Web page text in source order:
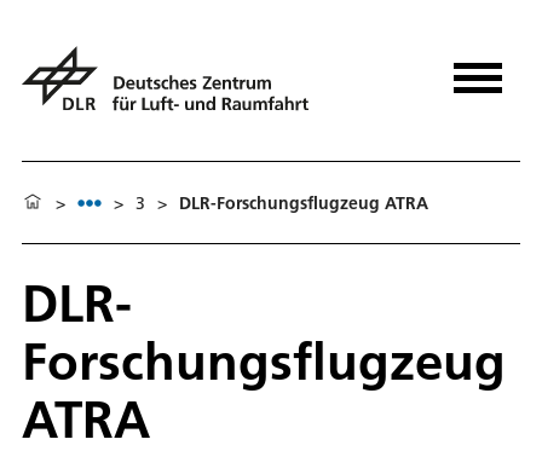
> > 3 > DLR-Forschungsflugzeug ATRA
DLR-
Forschungsflugzeug
ATRA